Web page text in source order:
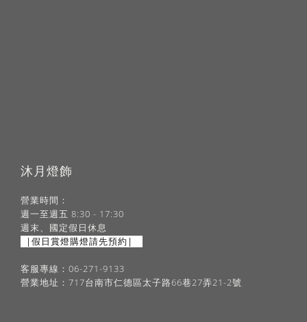
沐月燈飾
營業時間：
週一至週五 8:30 - 17:30
週末、國定假日休息
|假日賞燈購燈請先預約|
客服專線：06-271-9133
營業地址：717台南市仁德區太子路66巷27弄21-2號